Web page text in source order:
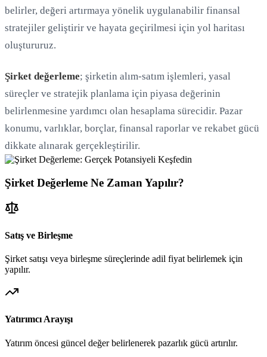
belirler, değeri artırmaya yönelik uygulanabilir finansal
stratejiler geliştirir ve hayata geçirilmesi için yol haritası
oluştururuz.
Şirket değerleme; şirketin alım-satım işlemleri, yasal
süreçler ve stratejik planlama için piyasa değerinin
belirlenmesine yardımcı olan hesaplama sürecidir. Pazar
konumu, varlıklar, borçlar, finansal raporlar ve rekabet gücü
dikkate alınarak gerçekleştirilir.
Şirket Değerleme Ne Zaman Yapılır?
Satış ve Birleşme
Şirket satışı veya birleşme süreçlerinde adil fiyat belirlemek için
yapılır.
Yatırımcı Arayışı
Yatırım öncesi güncel değer belirlenerek pazarlık gücü artırılır.